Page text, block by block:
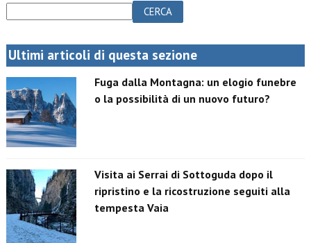
CERCA
Ultimi articoli di questa sezione
Fuga dalla Montagna: un elogio funebre
o la possibilità di un nuovo futuro?
Visita ai Serrai di Sottoguda dopo il
ripristino e la ricostruzione seguiti alla
tempesta Vaia